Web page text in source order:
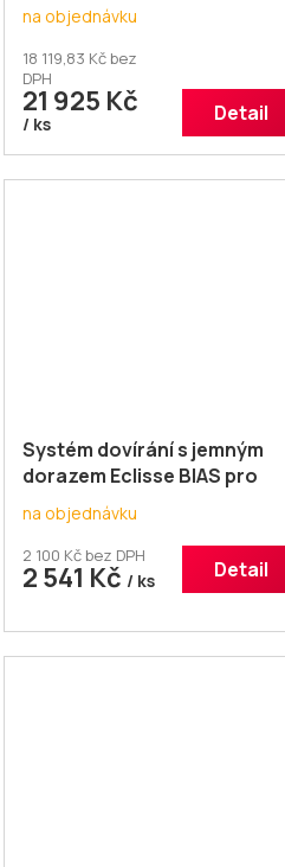
na objednávku
18 119,83 Kč bez
DPH
21 925 Kč
/ ks Detail
Systém dovírání s jemným
dorazem Eclisse BIAS pro
posuvné dveře
na objednávku
2 100 Kč bez DPH
2 541 Kč / ks Detail